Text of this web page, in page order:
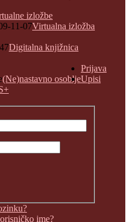
izložbe
Virtualna izložba
Digitalna knjižnica
(Ne)nastavno osoblje
Prijava
ime?
Upisi